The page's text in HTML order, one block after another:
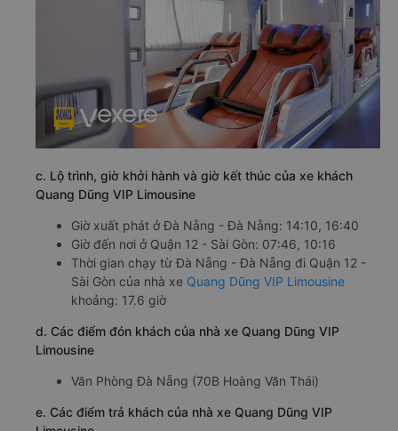
c. Lộ trình, giờ khởi hành và giờ kết thúc của xe khách
Quang Dũng VIP Limousine
Giờ xuất phát ở Đà Nẵng - Đà Nẵng: 14:10, 16:40
Giờ đến nơi ở Quận 12 - Sài Gòn: 07:46, 10:16
Thời gian chạy từ Đà Nẵng - Đà Nẵng đi Quận 12 -
Sài Gòn của nhà xe Quang Dũng VIP Limousine
khoảng: 17.6 giờ
d. Các điểm đón khách của nhà xe Quang Dũng VIP
Limousine
Văn Phòng Đà Nẵng (70B Hoàng Văn Thái)
e. Các điểm trả khách của nhà xe Quang Dũng VIP